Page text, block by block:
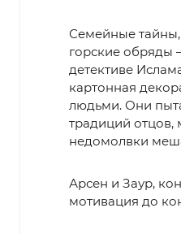
Семейные тайны,
горские обряды
детективе
картонная
людьми. Они
традиций отцов,
недомолвки
Арсен и Заур,
мотивация до